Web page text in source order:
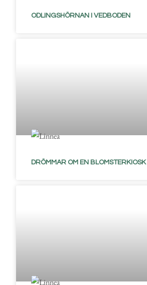
ODLINGSHÖRNAN I VEDBODEN
DRÖMMAR OM EN BLOMSTERKIOSK